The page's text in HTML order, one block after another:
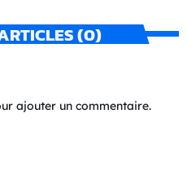
(0)
ajouter un commentaire.